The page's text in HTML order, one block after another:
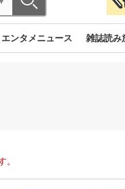
エンタメニュース 雑誌読み
。